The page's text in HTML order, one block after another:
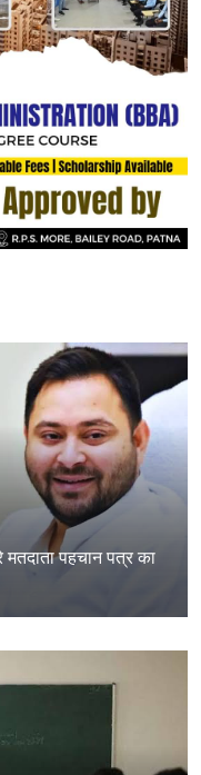
पहचान पत्र का